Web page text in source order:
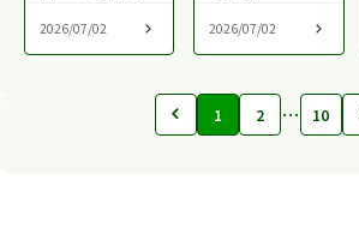
2026/07/02 2026/07/02
1 2 … 10